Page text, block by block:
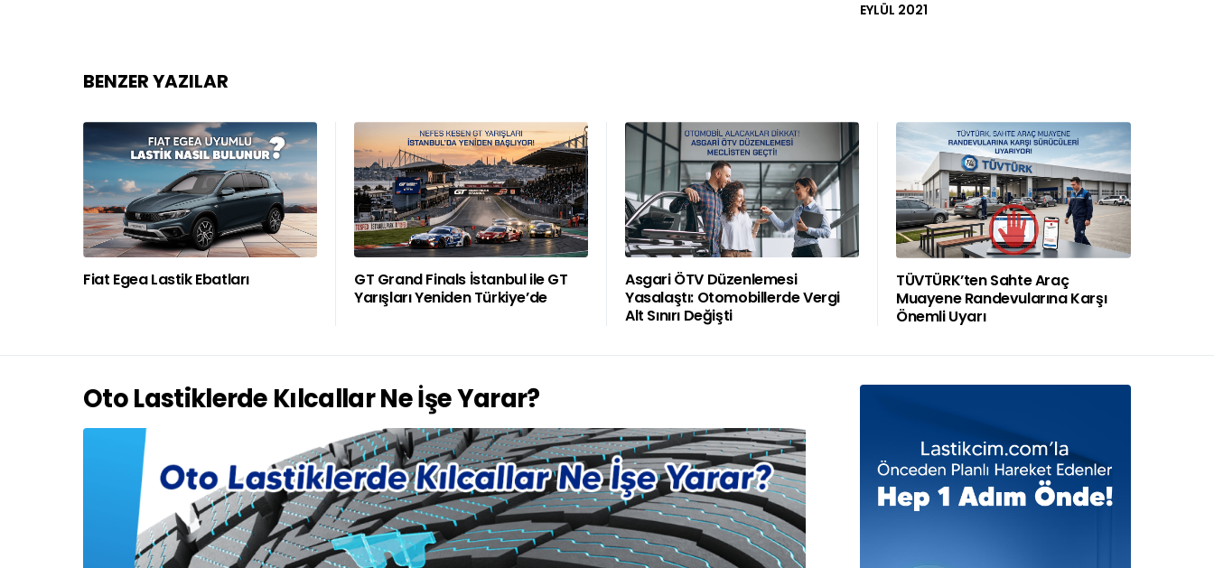
EYLÜL 2021
BENZER YAZILAR
Fiat Egea Lastik Ebatları
GT Grand Finals İstanbul ile GT
Yarışları Yeniden Türkiye’de
Asgari ÖTV Düzenlemesi
Yasalaştı: Otomobillerde Vergi
Alt Sınırı Değişti
TÜVTÜRK’ten Sahte Araç
Muayene Randevularına Karşı
Önemli Uyarı
Oto Lastiklerde Kılcallar Ne İşe Yarar?